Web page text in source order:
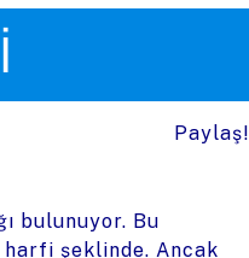
Paylaş!
bulunuyor. Bu
şeklinde. Ancak